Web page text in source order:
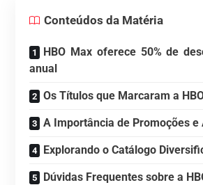
Conteúdos da Matéria
HBO Max oferece 50% de
anual
Os Títulos que Marcaram a
A Importância de Promoções
Explorando o Catálogo
Dúvidas Frequentes sobre a